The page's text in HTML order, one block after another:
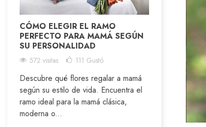
CÓMO ELEGIR EL RAMO
PERFECTO PARA MAMÁ SEGÚN
SU PERSONALIDAD
572 visitas 111 Gustó
Descubre qué flores regalar a mamá
según su estilo de vida. Encuentra el
ramo ideal para la mamá clásica,
moderna o...